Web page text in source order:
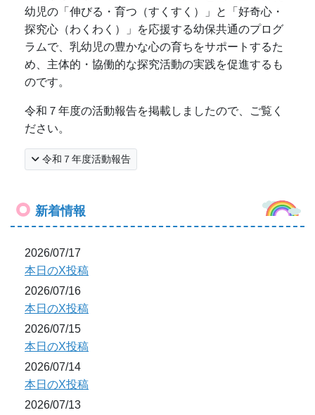
幼児の「伸びる・育つ（すくすく）」と「好奇心・
探究心（わくわく）」を応援する幼保共通のプログ
ラムで、乳幼児の豊かな心の育ちをサポートするた
め、主体的・協働的な探究活動の実践を促進するも
のです。
令和７年度の活動報告を掲載しましたので、ご覧く
ださい。
令和７年度活動報告
新着情報
2026/07/17
本日のX投稿
2026/07/16
本日のX投稿
2026/07/15
本日のX投稿
2026/07/14
本日のX投稿
2026/07/13